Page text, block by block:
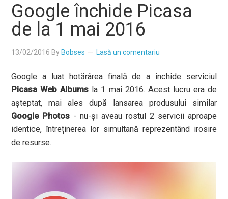
Google închide Picasa
de la 1 mai 2016
13/02/2016 By Bobses Lasă un comentariu
Google a luat hotărârea finală de a închide serviciul
Picasa Web Albums la 1 mai 2016. Acest lucru era de
așteptat, mai ales după lansarea produsului similar
Google Photos - nu-și aveau rostul 2 servicii aproape
identice, întreținerea lor simultană reprezentând irosire
de resurse.